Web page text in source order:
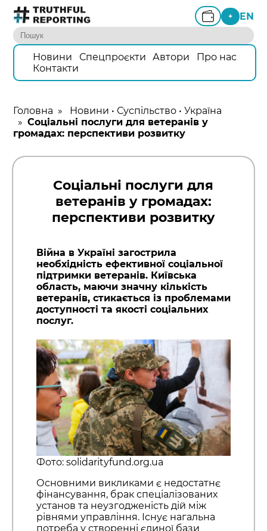
+ EN
Новини Спецпроєкти Автори
Про нас
Контакти
Головна » Новини • Суспільство •Україна
»Соціальні послуги для ветеранів у
громадах: перспективи розвитку
Соціальні послуги для
ветеранів у громадах:
перспективи розвитку
Війна в Україні загострила
необхідність ефективної соціальної
підтримки ветеранів. Київська
область, маючи значну кількість
ветеранів, стикається із проблемами
доступності та якості соціальних
послуг.
Фото: solidarityfund.org.ua
Основними викликами є недостатнє
фінансування, брак спеціалізованих
установ та неузгодженість дій між
рівнями управління. Існує нагальна
потреба у створенні єдиної бази